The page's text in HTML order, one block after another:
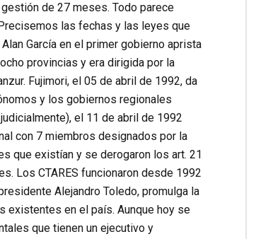
de 27 meses. Todo parece
las fechas y las leyes que
García en el primer gobierno aprista
provincias y era dirigida por la
Fujimori, el 05 de abril de 1992, da
y los gobiernos regionales
el 11 de abril de 1992
con 7 miembros designados por la
que existían y se derogaron los art. 21
Los CTARES funcionaron desde 1992
Alejandro Toledo, promulga la
existentes en el país. Aunque hoy se
que tienen un ejecutivo y